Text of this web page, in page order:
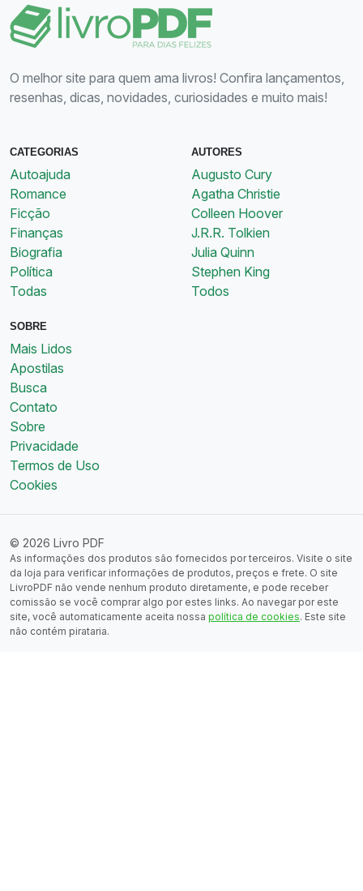
O melhor site para quem ama livros! Confira lançamentos,
resenhas, dicas, novidades, curiosidades e muito mais!
CATEGORIAS
Autoajuda
Romance
Ficção
Finanças
Biografia
Política
Todas
AUTORES
Augusto Cury
Agatha Christie
Colleen Hoover
J.R.R. Tolkien
Julia Quinn
Stephen King
Todos
SOBRE
Mais Lidos
Apostilas
Busca
Contato
Sobre
Privacidade
Termos de Uso
Cookies
© 2026 Livro PDF
As informações dos produtos são fornecidos por terceiros. Visite o site
da loja para verificar informações de produtos, preços e frete. O site
LivroPDF não vende nenhum produto diretamente, e pode receber
comissão se você comprar algo por estes links. Ao navegar por este
site, você automaticamente aceita nossa política de cookies. Este site
não contém pirataria.